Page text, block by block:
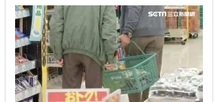
罪嫌，起訴洪女及蕭姓丈夫。